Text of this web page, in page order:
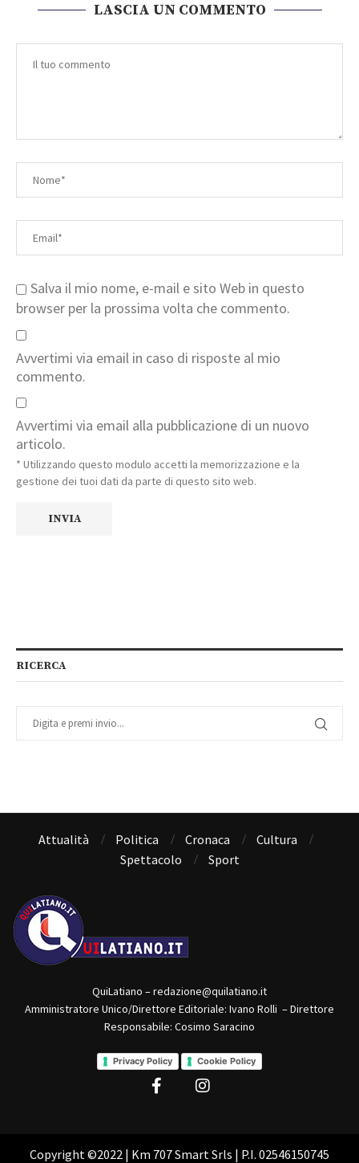
LASCIA UN COMMENTO
Salva il mio nome, e-mail e sito Web in questo
browser per la prossima volta che commento.
Avvertimi via email in caso di risposte al mio
commento.
Avvertimi via email alla pubblicazione di un nuovo
articolo.
* Utilizzando questo modulo accetti la memorizzazione e la
gestione dei tuoi dati da parte di questo sito web.
RICERCA
Attualità Politica Cronaca
Cultura
Spettacolo
Sport
QuiLatiano – redazione@quilatiano.it
Amministratore Unico/Direttore Editoriale: Ivano Rolli – Direttore
Responsabile: Cosimo Saracino
Privacy Policy Cookie Policy
Copyright ©2022 | Km 707 Smart Srls | P.I. 02546150745